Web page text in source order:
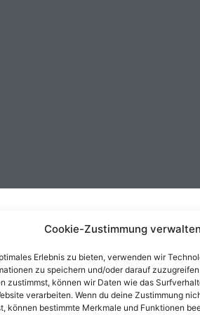
Cookie-Zustimmung verwalten
Erlebnis zu bieten, verwenden wir
zu speichern und/oder darauf
zustimmst, können wir Daten wie das
verarbeiten. Wenn du deine Zustimmung
können bestimmte Merkmale und Funktionen